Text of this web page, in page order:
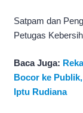
Satpam dan
Petugas
Baca Juga:
Bocor ke
Iptu Rudiana